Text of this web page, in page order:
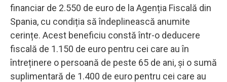
financiar de 2.550 de euro de la Agenția Fiscală din
Spania, cu condiția să îndeplinească anumite
cerințe. Acest beneficiu constă într-o deducere
fiscală de 1.150 de euro pentru cei care au în
întreținere o persoană de peste 65 de ani, și o sumă
suplimentară de 1.400 de euro pentru cei care au